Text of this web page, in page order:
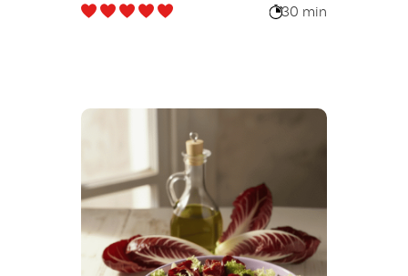
30 min